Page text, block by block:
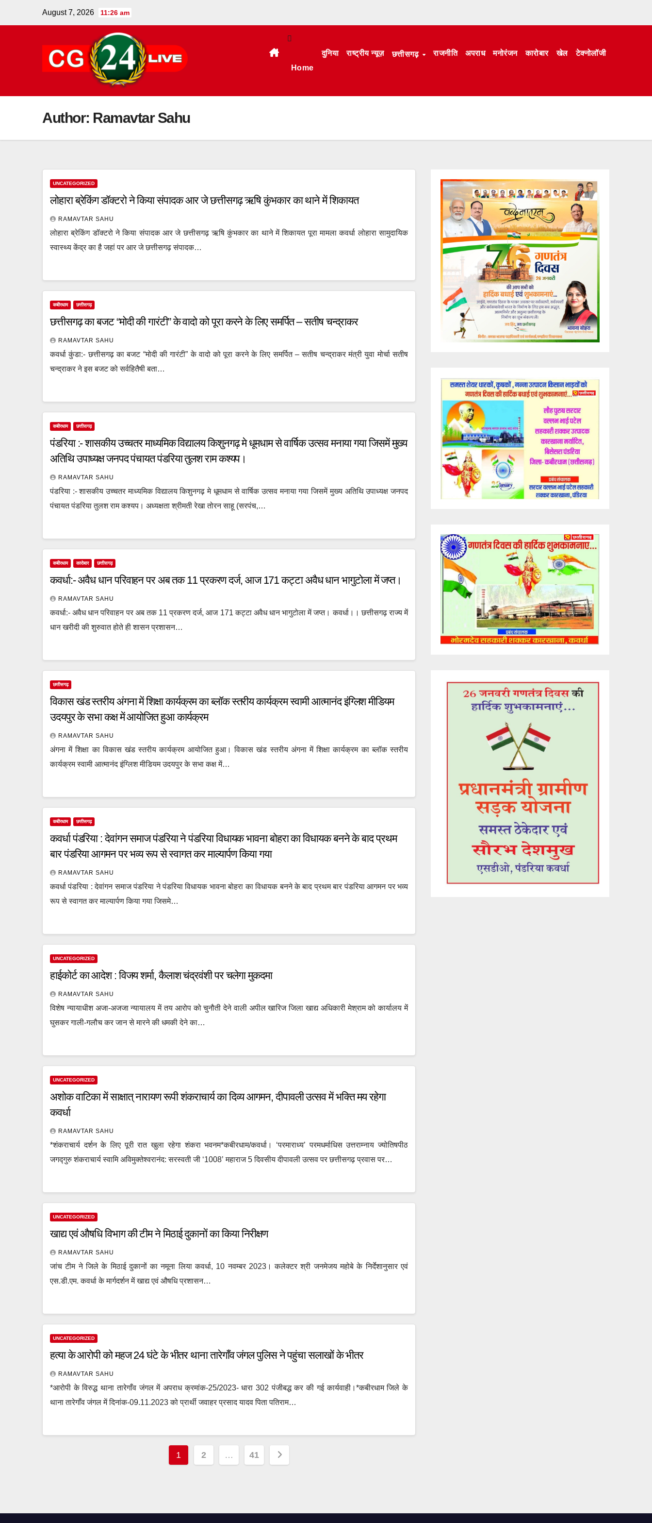
August 7, 2026 11:26 am
Home
दुनिया राष्ट्रीय न्यूज़ छत्तीसगढ़ राजनीति अपराध मनोरंजन कारोबार खेल टेक्नोलॉजी
Author: Ramavtar Sahu
UNCATEGORIZED
लोहारा ब्रेकिंग डॉक्टरो ने किया संपादक आर जे छत्तीसगढ़ ऋषि कुंभकार का थाने में शिकायत
RAMAVTAR SAHU
लोहारा ब्रेकिंग डॉक्टरो ने किया संपादक आर जे छत्तीसगढ़ ऋषि कुंभकार का थाने में शिकायत पूरा मामला कवर्धा लोहारा सामुदायिक
स्वास्थ्य केंद्र का है जहां पर आर जे छत्तीसगढ़ संपादक…
कबीरधाम छत्तीसगढ़
छत्तीसगढ़ का बजट “मोदी की गारंटी” के वादो को पूरा करने के लिए समर्पित – सतीष चन्द्राकर
RAMAVTAR SAHU
कवर्धा कुंडा:- छत्तीसगढ़ का बजट “मोदी की गारंटी” के वादो को पूरा करने के लिए समर्पित – सतीष चन्द्राकर मंत्री युवा मोर्चा सतीष
चन्द्राकर ने इस बजट को सर्वहितैषी बता…
कबीरधाम छत्तीसगढ़
पंडरिया :- शासकीय उच्चतर माध्यमिक विद्यालय किशुनगढ़ मे धूमधाम से वार्षिक उत्सव मनाया गया जिसमें मुख्य
अतिथि उपाध्यक्ष जनपद पंचायत पंडरिया तुलश राम कश्यप।
RAMAVTAR SAHU
पंडरिया :- शासकीय उच्चतर माध्यमिक विद्यालय किशुनगढ़ मे धूमधाम से वार्षिक उत्सव मनाया गया जिसमें मुख्य अतिथि उपाध्यक्ष जनपद
पंचायत पंडरिया तुलश राम कश्यप। अध्यक्षता श्रीमती रेखा तोरन साहू (सरपंच,…
कबीरधाम कारोबार छत्तीसगढ़
कवर्धा:- अवैध धान परिवाहन पर अब तक 11 प्रकरण दर्ज, आज 171 कट्टा अवैध धान भागुटोला में जप्त।
RAMAVTAR SAHU
कवर्धा:- अवैध धान परिवाहन पर अब तक 11 प्रकरण दर्ज, आज 171 कट्टा अवैध धान भागुटोला में जप्त। कवर्धा।। छत्तीसगढ़ राज्य में
धान खरीदी की शुरुवात होते ही शासन प्रशासन…
छत्तीसगढ़
विकास खंड स्तरीय अंगना में शिक्षा कार्यक्रम का ब्लॉक स्तरीय कार्यक्रम स्वामी आत्मानंद इंग्लिश मीडियम
उदयपुर के सभा कक्ष में आयोजित हुआ कार्यक्रम
RAMAVTAR SAHU
अंगना में शिक्षा का विकास खंड स्तरीय कार्यक्रम आयोजित हुआ। विकास खंड स्तरीय अंगना में शिक्षा कार्यक्रम का ब्लॉक स्तरीय
कार्यक्रम स्वामी आत्मानंद इंग्लिश मीडियम उदयपुर के सभा कक्ष में…
कबीरधाम छत्तीसगढ़
कवर्धा पंडरिया : देवांगन समाज पंडरिया ने पंडरिया विधायक भावना बोहरा का विधायक बनने के बाद प्रथम
बार पंडरिया आगमन पर भव्य रूप से स्वागत कर माल्यार्पण किया गया
RAMAVTAR SAHU
कवर्धा पंडरिया : देवांगन समाज पंडरिया ने पंडरिया विधायक भावना बोहरा का विधायक बनने के बाद प्रथम बार पंडरिया आगमन पर भव्य
रूप से स्वागत कर माल्यार्पण किया गया जिसमे…
UNCATEGORIZED
हाईकोर्ट का आदेश : विजय शर्मा, कैलाश चंद्रवंशी पर चलेगा मुकदमा
RAMAVTAR SAHU
विशेष न्यायाधीश अजा-अजजा न्यायालय में तय आरोप को चुनौती देने वाली अपील खारिज जिला खाद्य अधिकारी मेश्राम को कार्यालय में
घुसकर गाली-गलौच कर जान से मारने की धमकी देने का…
UNCATEGORIZED
अशोक वाटिका में साक्षात् नारायण रूपी शंकराचार्य का दिव्य आगमन, दीपावली उत्सव में भक्ति मय रहेगा
कवर्धा
RAMAVTAR SAHU
*शंकराचार्य दर्शन के लिए पूरी रात खुला रहेगा शंकरा भवनम*कबीरधाम/कवर्धा। ‘परमाराध्य’ परमधर्माधिस उत्तराम्नाय ज्योतिषपीठ
जगद्गुरु शंकराचार्य स्वामि अविमुक्तेश्वरानंद: सरस्वती जी ‘1008’ महाराज 5 दिवसीय दीपावली उत्सव पर छत्तीसगढ़ प्रवास पर…
UNCATEGORIZED
खाद्य एवं औषधि विभाग की टीम ने मिठाई दुकानों का किया निरीक्षण
RAMAVTAR SAHU
जांच टीम ने जिले के मिठाई दुकानों का नमूना लिया कवर्धा, 10 नवम्बर 2023। कलेक्टर श्री जनमेजय महोबे के निर्देशानुसार एवं
एस.डी.एम. कवर्धा के मार्गदर्शन में खाद्य एवं औषधि प्रशासन…
UNCATEGORIZED
हत्या के आरोपी को महज 24 घंटे के भीतर थाना तारेगाँव जंगल पुलिस ने पहुंचा सलाखों के भीतर
RAMAVTAR SAHU
*आरोपी के विरुद्ध थाना तारेगाँव जंगल में अपराध क्रमांक-25/2023- धारा 302 पंजीबद्ध कर की गई कार्यवाही।*कबीरधाम जिले के
थाना तारेगाँव जंगल में दिनांक-09.11.2023 को प्रार्थी जवाहर प्रसाद यादव पिता पतिराम…
Posts
1 2 … 41